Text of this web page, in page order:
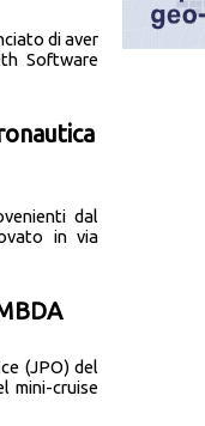
di aver
Software
dal
in via
(JPO) del
mini-cruise